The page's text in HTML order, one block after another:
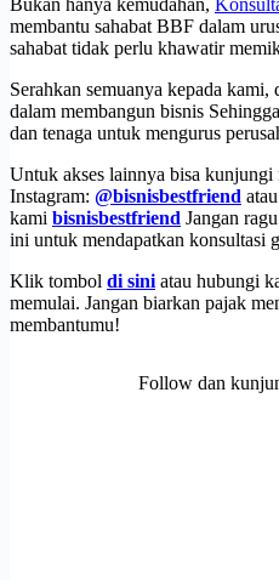
Bukan hanya kemudahan,
membantu sahabat BBF dalam
sahabat tidak perlu khawatir
Serahkan semuanya kepada kami,
dalam membangun bisnis
dan tenaga untuk mengurus
Untuk akses lainnya bisa kunjungi
Instagram: @bisnisbestfriend
kami bisnisbestfriend Jangan
ini untuk mendapatkan konsultasi
Klik tombol di sini atau hubungi
memulai. Jangan biarkan pajak
membantumu!
Follow dan